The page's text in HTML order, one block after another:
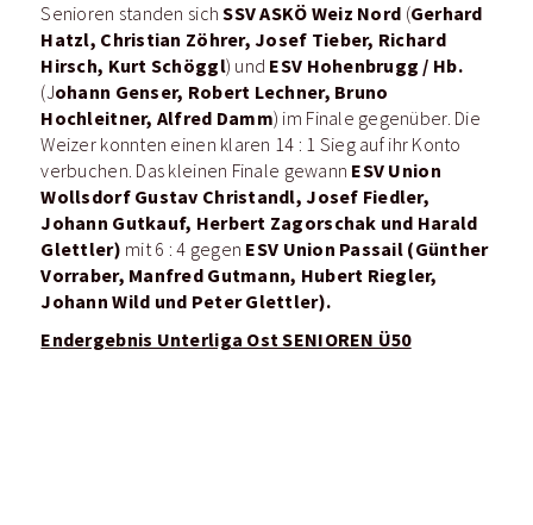
Senioren standen sichSSV ASKÖ Weiz Nord (Gerhard
Hatzl, Christian Zöhrer, Josef Tieber, Richard
Hirsch, Kurt Schöggl) und ESV Hohenbrugg / Hb.
(Johann Genser, Robert Lechner, Bruno
Hochleitner, Alfred Damm) im Finale gegenüber. Die
Weizer konnten einen klaren 14 : 1 Sieg auf ihr Konto
verbuchen. Das kleinen Finale gewann ESV Union
Wollsdorf Gustav Christandl, Josef Fiedler,
Johann Gutkauf, Herbert Zagorschak und Harald
Glettler) mit 6 : 4 gegen ESV Union Passail (Günther
Vorraber, Manfred Gutmann, Hubert Riegler,
Johann Wild und Peter Glettler).
Endergebnis Unterliga Ost SENIOREN Ü50